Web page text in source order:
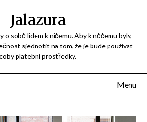
Jalazura
o sobě lidem k ničemu. Aby k něčemu byly,
sjednotit na tom, že je bude používat
coby platební prostředky.
Menu